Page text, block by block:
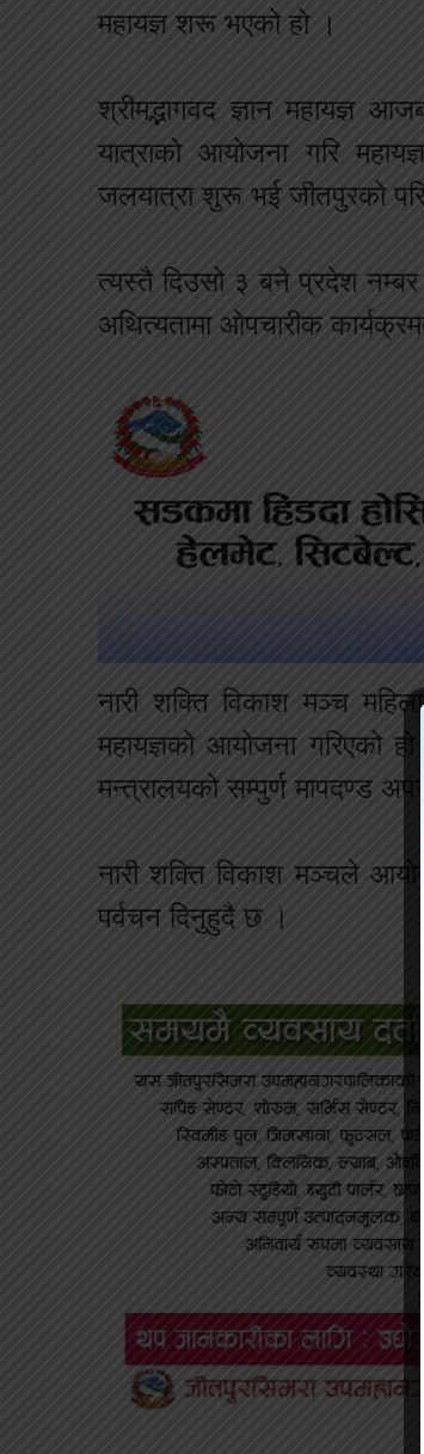
महायज्ञ शरू भएको हो ।
श्रीमद्भागवद ज्ञान
यात्राको आयोजना गरि
जलयात्रा शुरू भई जीतपुरको
त्यस्तै दिउसो ३ बने प्रदेश नम्बर
अथित्यतामा ओपचारीक
नारी शक्ति विकाश मञ्च महिला
महायज्ञको आयोजना गरिएको हो
मन्त्रालयको सम्पुर्ण मापदण्ड
नारी शक्ति विकाश मञ्चले
पर्वचन दिनुहुदै छ ।